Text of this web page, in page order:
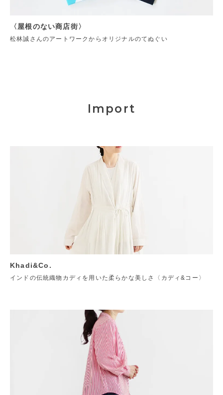
〈屋根のない商店街〉
松林誠さんのアートワークからオリジナルのてぬぐい
Import
Khadi&Co.
インドの伝統織物カディを用いた柔らかな美しさ〈カディ&コー〉